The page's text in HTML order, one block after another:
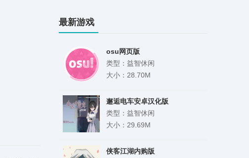
最新游戏
osu网页版
类型：益智休闲
大小：28.70M
邂逅电车安卓汉化版
类型：益智休闲
大小：29.69M
侠客江湖内购版